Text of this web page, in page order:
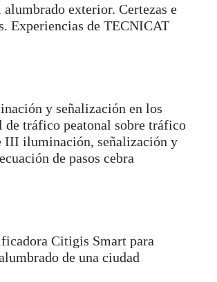
exterior. Certezas e
Experiencias de TECNICAT
y señalización en los
de tráfico peatonal sobre tráfico
III iluminación, señalización y
de pasos cebra
Citigis Smart para
de una ciudad